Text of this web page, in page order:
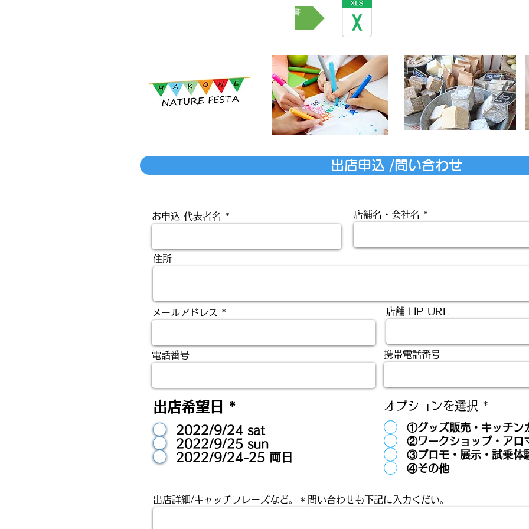
ネイチャーフェスタ出店申込書
出店申込 /問い合わせ
お申込 代表者名 店舗名・会社名
住所
メールアドレス
電話番号
出店希望日 *
2022/9/24 sat
2022/9/25 sun
2022/9/24-25 両日
店舗 HP URL
携帯電話番号
オプションを選択 *
①グッズ販売・キッチン
②ワークショップ・アロ
③プロモ・展示・試乗体
④その他
出店詳細/キャッチフレーズなど。＊問い合わせも下記に入力くだい。